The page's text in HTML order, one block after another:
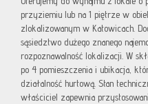
przyziemiu lub na 1 piętrze w
zlokalizowanym w Katowicach.
sąsiedztwo dużego znanego
rozpoznawalność lokalizacji. W
po 4 pomieszczenia i ubikacja,
działalność hurtową. Stan
właściciel zapewnia